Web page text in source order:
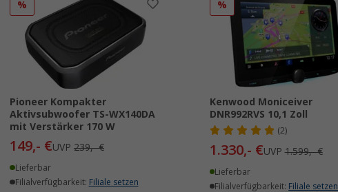
%
Pioneer Kompakter
Aktivsubwoofer TS-WX140DA
mit Verstärker 170 W
149,- €UVP239,- €
Lieferbar
Filialverfügbarkeit: Filiale setzen
%
Kenwood Moniceiver
DNR992RVS 10,1 Zoll
(2)
1.330,- €UVP1.599,- €
Lieferbar
Filialverfügbarkeit: Filiale setzen